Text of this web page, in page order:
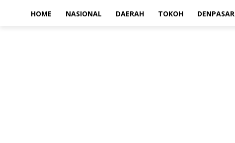
HOME NASIONAL DAERAH TOKOH DENPASAR